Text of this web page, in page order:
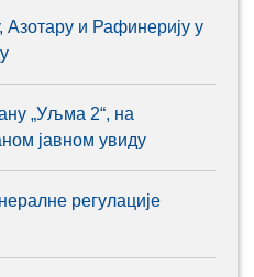
Азотару и Рафинерију у
„Уљма 2“, на
јавном увиду
регулације